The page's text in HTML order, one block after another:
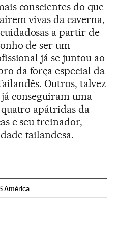
conscientes do que
vivas da caverna,
a partir de
de ser um
já se juntou ao
da força especial da
Outros, talvez
conseguiram uma
apátridas da
e seu treinador,
tailandesa.
América
Twitter
en Instagram
Brasil en Facebook